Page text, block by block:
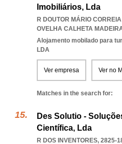
Imobiliários, Lda
R DOUTOR MÁRIO
OVELHA CALHETA
Alojamento mobilado para
LDA
Ver empresa Ver no
Matches in the search for:
Des Solutio -
Científica, Lda
R DOS INVENTORES, 2825-